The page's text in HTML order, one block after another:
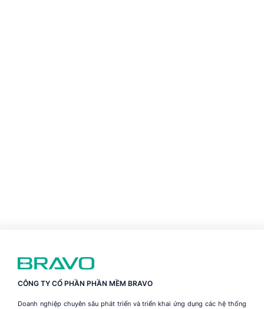
CÔNG TY CỔ PHẦN PHẦN MỀM BRAVO
Doanh nghiệp chuyên sâu phát triển và triển khai ứng dụng các hệ thống